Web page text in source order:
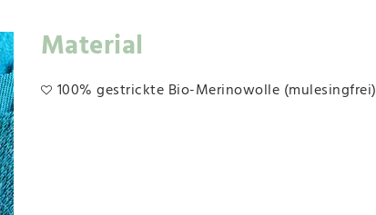
Material
100% gestrickte Bio-Merinowolle (mulesingfrei)